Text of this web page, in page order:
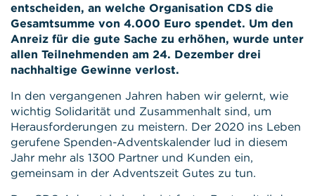
entscheiden, an welche Organisation CDS die
Gesamtsumme von 4.000 Euro spendet. Um den
Anreiz für die gute Sache zu erhöhen, wurde unter
allen Teilnehmenden am 24. Dezember drei
nachhaltige Gewinne verlost.
In den vergangenen Jahren haben wir gelernt, wie
wichtig Solidarität und Zusammenhalt sind, um
Herausforderungen zu meistern. Der 2020 ins Leben
gerufene Spenden-Adventskalender lud in diesem
Jahr mehr als 1300 Partner und Kunden ein,
gemeinsam in der Adventszeit Gutes zu tun.